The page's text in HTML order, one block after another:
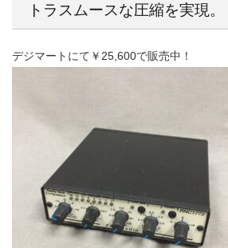
トラスムースな圧縮を実現。
デジマートにて￥25,600で販売中！